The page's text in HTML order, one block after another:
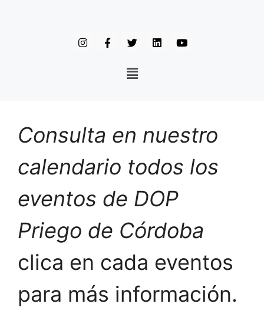
Consulta en nuestro
calendario todos los
eventos de DOP
Priego de Córdoba
clica en cada eventos
para más información.